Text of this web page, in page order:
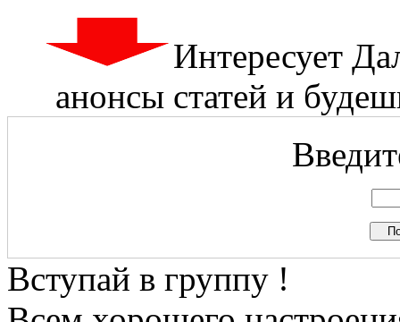
Интересует
анонсы статей и
Вступай в группу !